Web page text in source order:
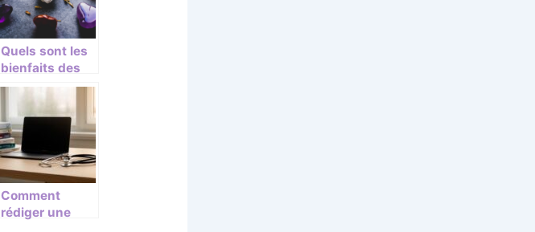
Quels sont les
bienfaits des
pierres
naturelles sur
la confiance ?
Comment
rédiger une